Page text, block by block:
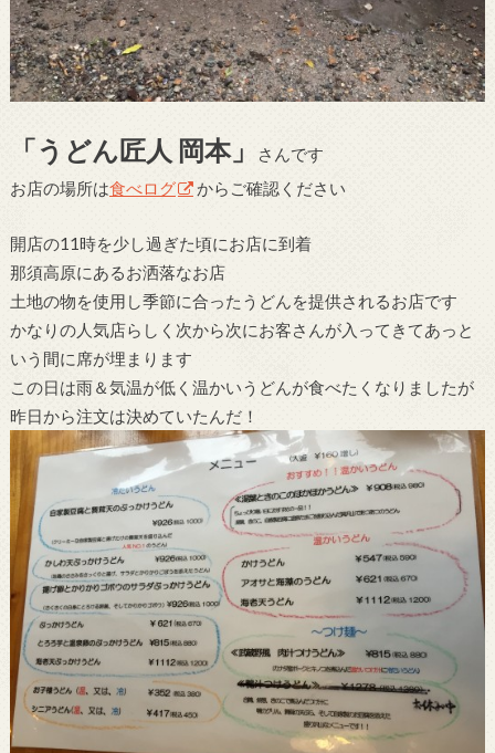
「うどん匠人 岡本」
さんです
お店の場所は食べログ からご確認ください
開店の11時を少し過ぎた頃にお店に到着
那須高原にあるお洒落なお店
土地の物を使用し季節に合ったうどんを提供されるお店です
かなりの人気店らしく次から次にお客さんが入ってきてあっと
いう間に席が埋まります
この日は雨＆気温が低く温かいうどんが食べたくなりましたが
昨日から注文は決めていたんだ！